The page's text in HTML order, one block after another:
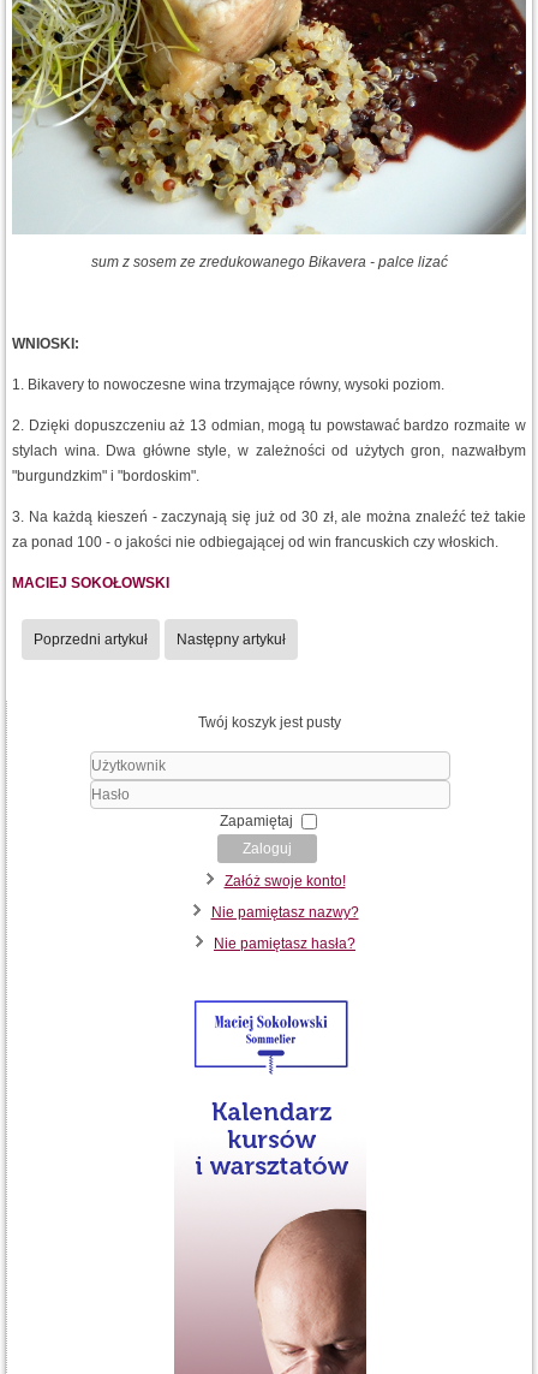
sum z sosem ze zredukowanego Bikavera - palce lizać
WNIOSKI:
1. Bikavery to nowoczesne wina trzymające równy, wysoki poziom.
2. Dzięki dopuszczeniu aż 13 odmian, mogą tu powstawać bardzo rozmaite w
stylach wina. Dwa główne style, w zależności od użytych gron, nazwałbym
"burgundzkim" i "bordoskim".
3. Na każdą kieszeń - zaczynają się już od 30 zł, ale można znaleźć też takie
za ponad 100 - o jakości nie odbiegającej od win francuskich czy włoskich.
MACIEJ SOKOŁOWSKI
Poprzedni artykuł Następny artykuł
Twój koszyk jest pusty
Zapamiętaj
Zaloguj
Załóż swoje konto!
Nie pamiętasz nazwy?
Nie pamiętasz hasła?